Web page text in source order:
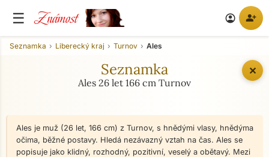
☰ Známost account_circle person_add
✕
Seznamka Liberecký kraj Turnov Ales
Seznamka
Ales 26 let 166 cm Turnov
Ales je muž (26 let, 166 cm) z Turnov, s hnědými vlasy, hnědýma
očima, běžné postavy. Hledá nezávazný vztah na čas. Ales se
popisuje jako klidný, rozhodný, pozitivní, veselý a obětavý. Mezi